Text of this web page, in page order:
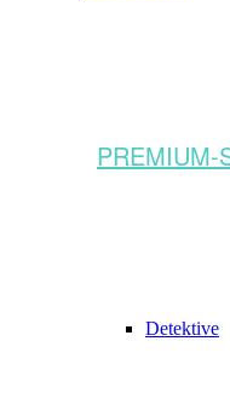
PREMIUM-
Detektive